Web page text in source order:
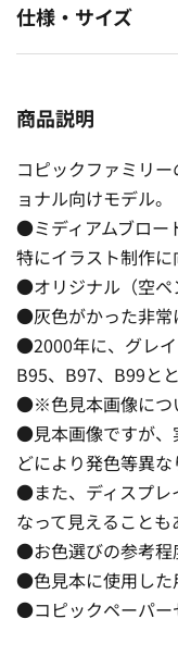
仕様・サイズ
商品説明
コピックファミリ
ョナル向けモデル。
●ミディアムブロー
特にイラスト制作に
●オリジナル（空ペ
●灰色がかった非常
●2000年に、グレイ
B95、B97、B99と
●※色見本画像に
●見本画像ですが、
どにより発色等異な
●また、ディスプレ
なって見えることも
●お色選びの参考程
●色見本に使用した
●コピックペーパ